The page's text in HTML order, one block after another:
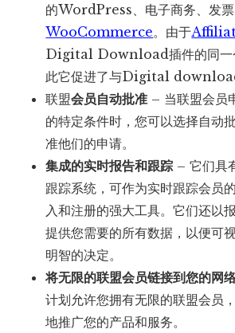
的WordPress、电子商务、发票
WooCommerce。由于
Digital Download插件的同一
此它促进了与Digital
联盟会员自动批准 – 当联盟会员
的特定条件时，您可以选择自动
准他们的申请。
集成的实时报告和跟踪 – 它们具
跟踪系统，可作为实时跟踪会员
入和注册的强大工具。它们还以
提供您需要的所有数据，以便可
明智的决定。
将无限的联盟会员链接到您的网
计划允许您拥有无限的联盟会员
地推广您的产品和服务。